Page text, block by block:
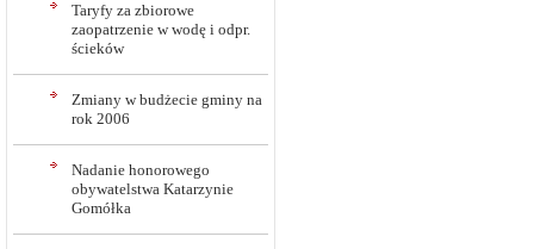
Taryfy za zbiorowe
zaopatrzenie w wodę i odpr.
ścieków
Zmiany w budżecie gminy na
rok 2006
Nadanie honorowego
obywatelstwa Katarzynie
Gomółka